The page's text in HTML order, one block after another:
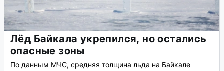
Лёд Байкала укрепился, но остались
опасные зоны
По данным МЧС, средняя толщина льда на Байкале